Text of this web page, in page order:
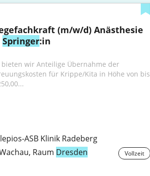
(m/w/d) Anästhesie
Springer:in
bieten wir Anteilige Übernahme der
für Krippe/Kita in Höhe von bis
ASB Klinik Radeberg
Raum Dresden Vollzeit